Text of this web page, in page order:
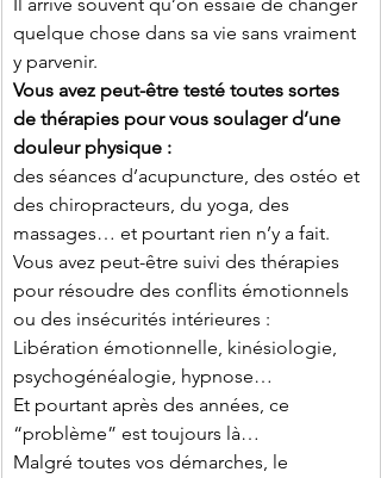
quelque chose dans sa vie sans vraiment
y parvenir.
Vous avez peut-être testé toutes sortes
de thérapies pour vous soulager d’une
douleur physique :
des séances d’acupuncture, des ostéo et
des chiropracteurs, du yoga, des
massages… et pourtant rien n’y a fait.
Vous avez peut-être suivi des thérapies
pour résoudre des conflits émotionnels
ou des insécurités intérieures :
Libération émotionnelle, kinésiologie,
psychogénéalogie, hypnose…
Et pourtant après des années, ce
“problème” est toujours là…
Malgré toutes vos démarches, le